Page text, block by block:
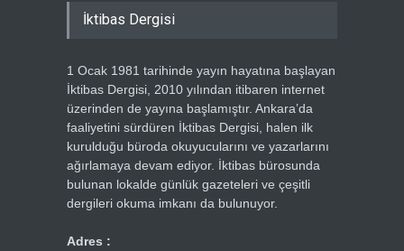
İktibas Dergisi
1 Ocak 1981 tarihinde yayın hayatına başlayan
İktibas Dergisi, 2010 yılından itibaren internet
üzerinden de yayına başlamıştır. Ankara’da
faaliyetini sürdüren İktibas Dergisi, halen ilk
kurulduğu büroda okuyucularını ve yazarlarını
ağırlamaya devam ediyor. İktibas bürosunda
bulunan lokalde günlük gazeteleri ve çeşitli
dergileri okuma imkanı da bulunuyor.
Adres :